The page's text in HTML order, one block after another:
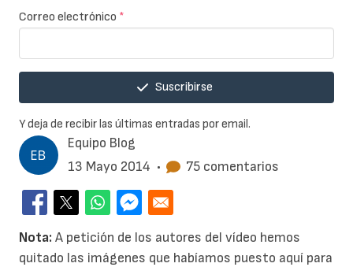
Equipo Blog
13 Mayo 2014 • 75 comentarios
Nota: A petición de los autores del vídeo hemos
quitado las imágenes que habíamos puesto aquí para
Correo electrónico *
Suscribirse
Y deja de recibir las últimas entradas por email.